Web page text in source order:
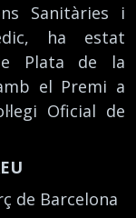
Sanitàries i
ha estat
Plata de la
el Premi a
Oficial de
de Barcelona